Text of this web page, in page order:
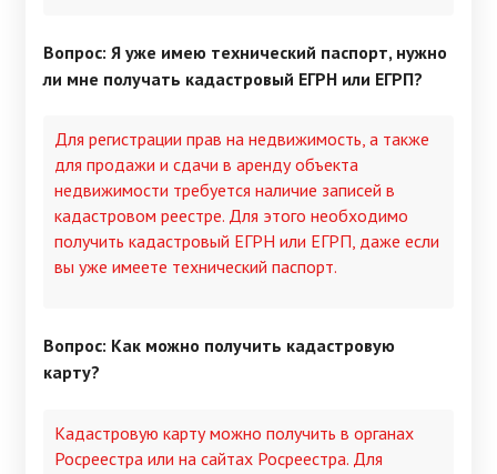
Вопрос: Я уже имею технический паспорт, нужно
ли мне получать кадастровый ЕГРН или ЕГРП?
Для регистрации прав на недвижимость, а также
для продажи и сдачи в аренду объекта
недвижимости требуется наличие записей в
кадастровом реестре. Для этого необходимо
получить кадастровый ЕГРН или ЕГРП, даже если
вы уже имеете технический паспорт.
Вопрос: Как можно получить кадастровую
карту?
Кадастровую карту можно получить в органах
Росреестра или на сайтах Росреестра. Для